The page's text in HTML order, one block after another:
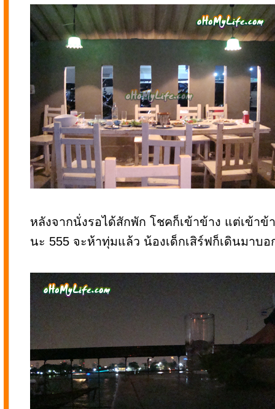
หลังจากนั่งรอได้สักพัก โชคก็เข้าข้าง แต่เข้าข้
นะ 555 จะห้าทุ่มแล้ว น้องเด็กเสิร์ฟก็เดินมาบ